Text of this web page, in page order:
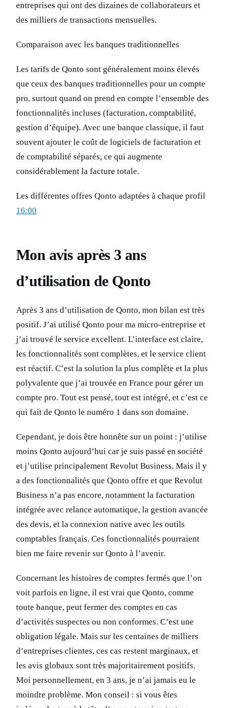
entreprises qui ont des dizaines de collaborateurs et
des milliers de transactions mensuelles.
Comparaison avec les banques traditionnelles
Les tarifs de Qonto sont généralement moins élevés
que ceux des banques traditionnelles pour un compte
pro, surtout quand on prend en compte l’ensemble des
fonctionnalités incluses (facturation, comptabilité,
gestion d’équipe). Avec une banque classique, il faut
souvent ajouter le coût de logiciels de facturation et
de comptabilité séparés, ce qui augmente
considérablement la facture totale.
Les différentes offres Qonto adaptées à chaque profil
16:00
Mon avis après 3 ans
d’utilisation de Qonto
Après 3 ans d’utilisation de Qonto, mon bilan est très
positif. J’ai utilisé Qonto pour ma micro-entreprise et
j’ai trouvé le service excellent. L’interface est claire,
les fonctionnalités sont complètes, et le service client
est réactif. C’est la solution la plus complète et la plus
polyvalente que j’ai trouvée en France pour gérer un
compte pro. Tout est pensé, tout est intégré, et c’est ce
qui fait de Qonto le numéro 1 dans son domaine.
Cependant, je dois être honnête sur un point : j’utilise
moins Qonto aujourd’hui car je suis passé en société
et j’utilise principalement Revolut Business. Mais il y
a des fonctionnalités que Qonto offre et que Revolut
Business n’a pas encore, notamment la facturation
intégrée avec relance automatique, la gestion avancée
des devis, et la connexion native avec les outils
comptables français. Ces fonctionnalités pourraient
bien me faire revenir sur Qonto à l’avenir.
Concernant les histoires de comptes fermés que l’on
voit parfois en ligne, il est vrai que Qonto, comme
toute banque, peut fermer des comptes en cas
d’activités suspectes ou non conformes. C’est une
obligation légale. Mais sur les centaines de milliers
d’entreprises clientes, ces cas restent marginaux, et
les avis globaux sont très majoritairement positifs.
Moi personnellement, en 3 ans, je n’ai jamais eu le
moindre problème. Mon conseil : si vous êtes